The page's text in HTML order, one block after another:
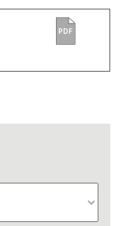
PDF